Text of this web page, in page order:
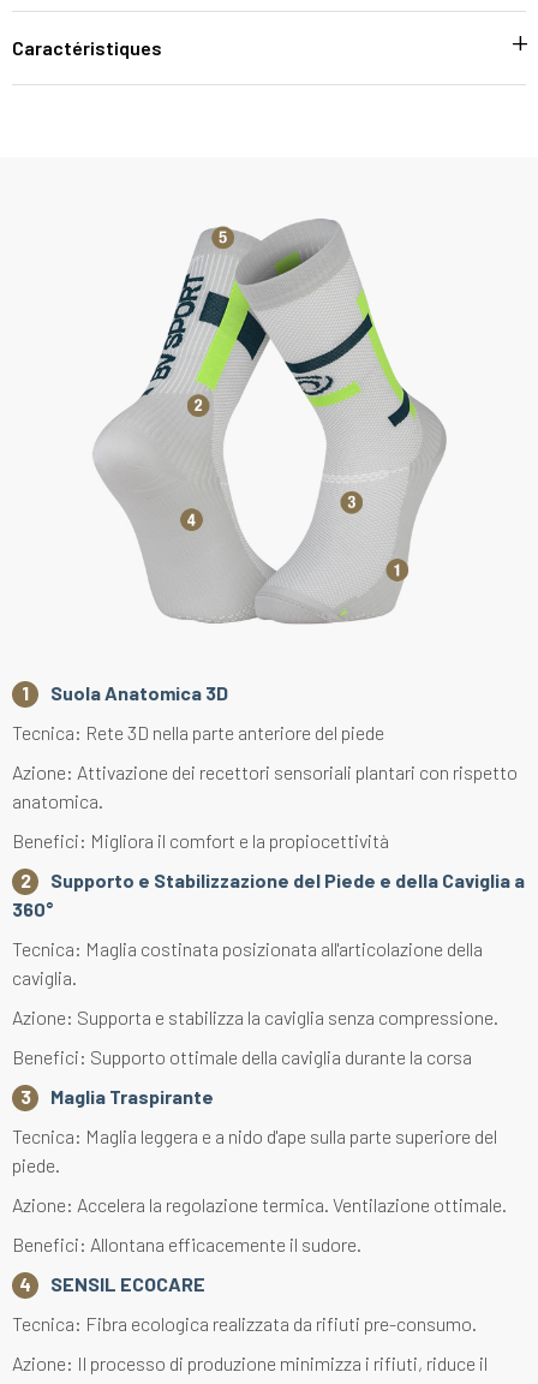
Caractéristiques
Suola Anatomica 3D
Tecnica: Rete 3D nella parte anteriore del piede
Azione: Attivazione dei recettori sensoriali plantari con rispetto
anatomica.
Benefici: Migliora il comfort e la propiocettività
Supporto e Stabilizzazione del Piede e della Caviglia a
360°
Tecnica: Maglia costinata posizionata all'articolazione della
caviglia.
Azione: Supporta e stabilizza la caviglia senza compressione.
Benefici: Supporto ottimale della caviglia durante la corsa
Maglia Traspirante
Tecnica: Maglia leggera e a nido d'ape sulla parte superiore del
piede.
Azione: Accelera la regolazione termica. Ventilazione ottimale.
Benefici: Allontana efficacemente il sudore.
SENSIL ECOCARE
Tecnica: Fibra ecologica realizzata da rifiuti pre-consumo.
Azione: Il processo di produzione minimizza i rifiuti, riduce il